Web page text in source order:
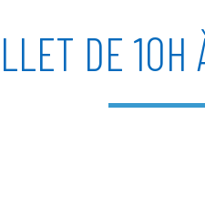
DE 10H